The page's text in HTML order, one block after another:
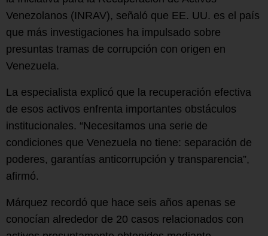
Venezolanos (INRAV), señaló que EE. UU. es el país
que más investigaciones ha impulsado sobre
presuntas tramas de corrupción con origen en
Venezuela.
La especialista explicó que la recuperación efectiva
de esos activos enfrenta importantes obstáculos
institucionales. “Necesitamos una serie de
condiciones que Venezuela no tiene: separación de
poderes, garantías anticorrupción y transparencia”,
afirmó.
Márquez recordó que hace seis años apenas se
conocían alrededor de 20 casos relacionados con